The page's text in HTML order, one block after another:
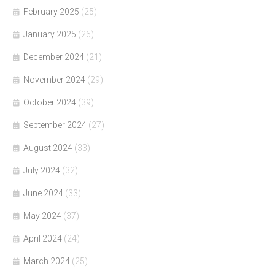
February 2025 (25)
January 2025 (26)
December 2024 (21)
November 2024 (29)
October 2024 (39)
September 2024 (27)
August 2024 (33)
July 2024 (32)
June 2024 (33)
May 2024 (37)
April 2024 (24)
March 2024 (25)